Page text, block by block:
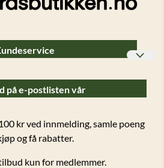
spørsmål (FAQ)
og retur
Personvern
på e-postlisten vår
kr ved innmelding, samle poeng
og få rabatter.
kun for medlemmer.